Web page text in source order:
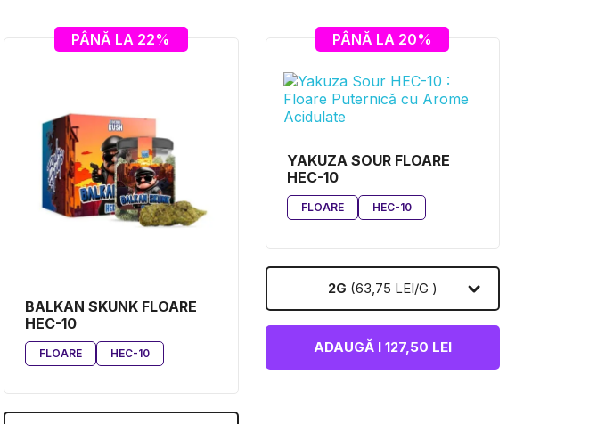
PÂNĂ LA 22%
BALKAN SKUNK FLOARE
HEC-10
FLOARE HEC-10
PÂNĂ LA 20%
YAKUZA SOUR FLOARE
HEC-10
FLOARE HEC-10
2G (63,75 LEI/G )
ADAUGĂ I 127,50 LEI